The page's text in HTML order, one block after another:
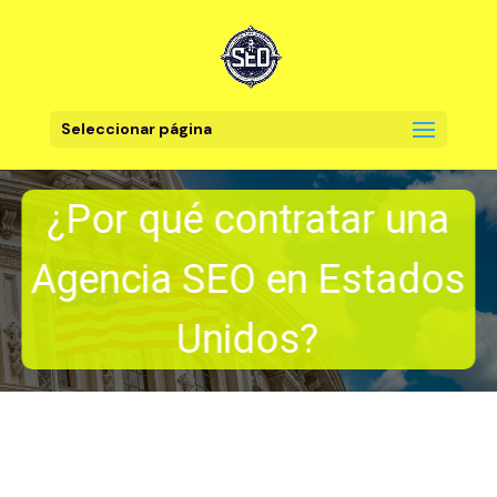
Seleccionar página
¿Por qué contratar una
Agencia SEO en Estados
Unidos?